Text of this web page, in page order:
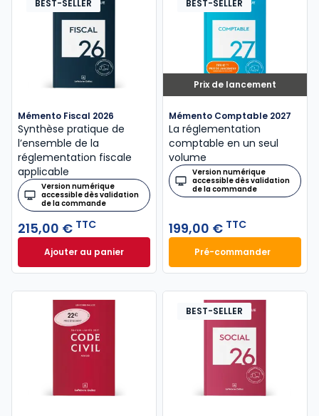
BEST-SELLER
Mémento Fiscal 2026
Synthèse pratique de
l’ensemble de la
réglementation fiscale
applicable
Version numérique
accessible dès validation
de la commande
215,00 € TTC
Ajouter au panierMémento Fiscal 2026 à 215,00 € TTC
Prix de lancement
BEST-SELLER
Mémento Comptable 2027
La réglementation
comptable en un seul
volume
Version numérique
accessible dès validation
de la commande
199,00 € TTC
Pré-commander
Mémento
BEST-SELLER